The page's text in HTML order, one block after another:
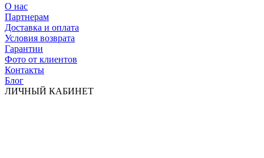
О нас
Партнерам
Доставка и оплата
Условия возврата
Гарантии
Фото от клиентов
Контакты
Блог
ЛИЧНЫЙ КАБИНЕТ